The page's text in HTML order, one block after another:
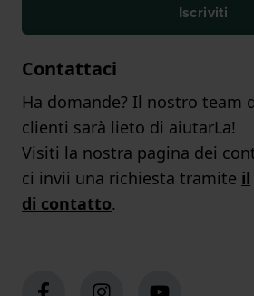
Iscriviti
Contattaci
Ha domande? Il nostro team
clienti sarà lieto di aiutarLa!
Visiti la nostra pagina dei
ci invii una richiesta tramite il
di contatto.